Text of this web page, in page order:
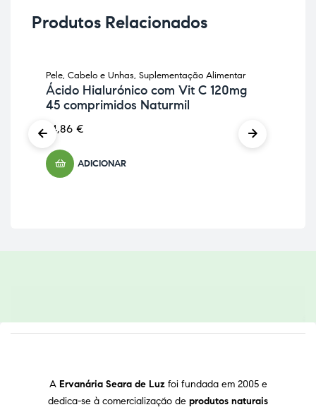
Produtos Relacionados
Pele, Cabelo e Unhas, Suplementação Alimentar
Ácido Hialurónico com Vit C 120mg
45 comprimidos Naturmil
24,86 €
ADICIONAR
A Ervanária Seara de Luz foi fundada em 2005 e
dedica-se à comercialização de produtos naturais